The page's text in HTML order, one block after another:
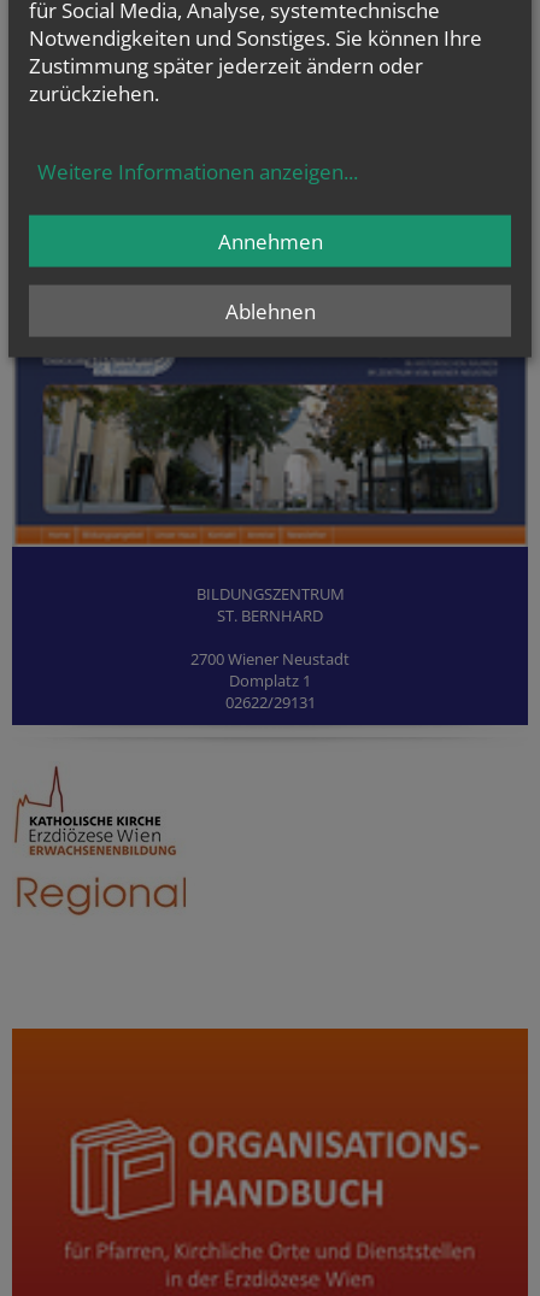
Fr.., 06. November 2026 18:00
Lektor:innenkurs
Sa.., 07. November 2026 09:00
Lektor:innenkurs
NAMENSTAGE
Hl. Romanus von Rom
BILDUNGSZENTRUM
ST. BERNHARD
2700 Wiener Neustadt
Domplatz 1
02622/29131
für Social Media, Analyse, systemtechnische
Notwendigkeiten und Sonstiges. Sie können Ihre
Zustimmung später jederzeit ändern oder
zurückziehen.
Weitere Informationen anzeigen...
Ablehnen
Annehmen